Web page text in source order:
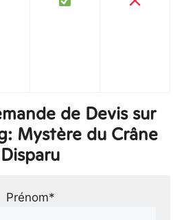
de Devis sur
Mystère du Crâne
Disparu
Prénom*